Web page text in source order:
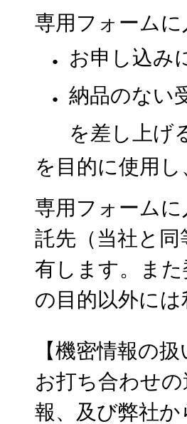
専用フォーム
お申し込み
納品のない
を差し上げ
を目的に使用
専用フォーム
託先（当社と
有します。ま
の目的以外に
【機密情報の
お打ち合わせの
報、 及び弊社か